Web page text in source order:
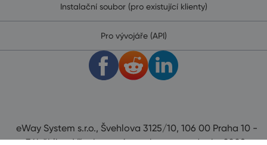
Instalační soubor (pro existující klienty)
Pro vývojáře (API)
eWay System s.r.o., Švehlova 3125/10, 106 00 Praha 10 -
Záběhlice. Všechna práva vyhrazena od roku 2008.